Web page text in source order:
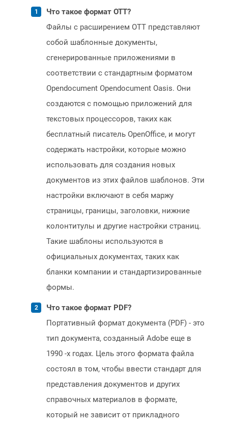
Что такое формат OTT?
Файлы с расширением OTT представляют
собой шаблонные документы,
сгенерированные приложениями в
соответствии с стандартным форматом
Opendocument Opendocument Oasis. Они
создаются с помощью приложений для
текстовых процессоров, таких как
бесплатный писатель OpenOffice, и могут
содержать настройки, которые можно
использовать для создания новых
документов из этих файлов шаблонов. Эти
настройки включают в себя маржу
страницы, границы, заголовки, нижние
колонтитулы и другие настройки страниц.
Такие шаблоны используются в
официальных документах, таких как
бланки компании и стандартизированные
формы.
Что такое формат PDF?
Портативный формат документа (PDF) - это
тип документа, созданный Adobe еще в
1990 -х годах. Цель этого формата файла
состоял в том, чтобы ввести стандарт для
представления документов и других
справочных материалов в формате,
который не зависит от прикладного